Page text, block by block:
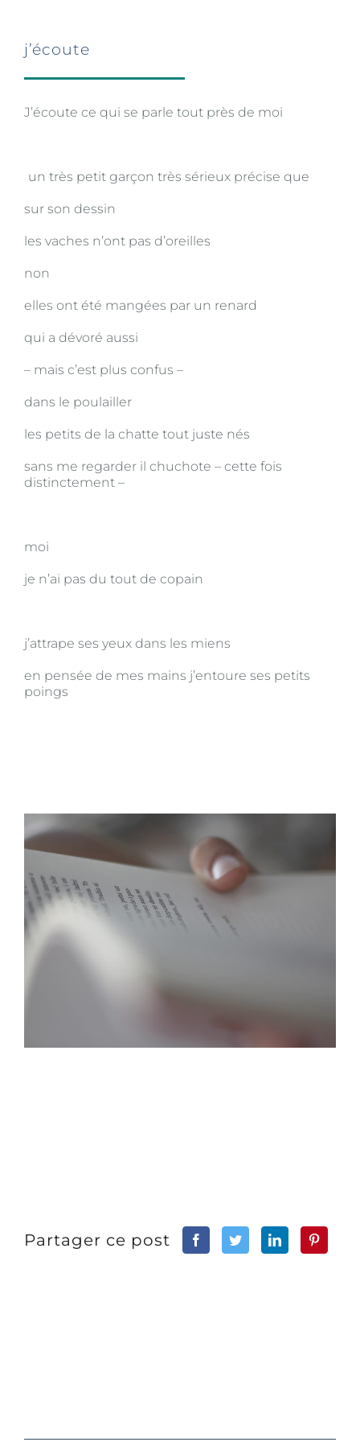
j’écoute
J’écoute ce qui se parle tout près de moi
un très petit garçon très sérieux précise que
sur son dessin
les vaches n’ont pas d’oreilles
non
elles ont été mangées par un renard
qui a dévoré aussi
– mais c’est plus confus –
dans le poulailler
les petits de la chatte tout juste nés
sans me regarder il chuchote – cette fois
distinctement –
moi
je n’ai pas du tout de copain
j’attrape ses yeux dans les miens
en pensée de mes mains j’entoure ses petits
poings
Partager ce post